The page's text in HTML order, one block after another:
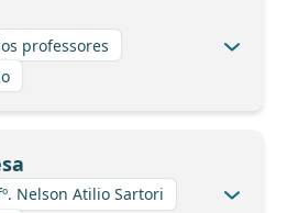
professores
Nelson Atilio Sartori